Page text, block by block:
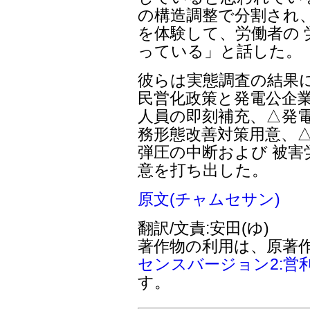
の構造調整で分割され
を体験して、労働者の
っている」と話した。
彼らは実態調査の結果
民営化政策と発電公企
人員の即刻補充、△発
務形態改善対策用意、
弾圧の中断および 被
意を打ち出した。
原文(チャムセサン)
翻訳/文責:安田(ゆ)
著作物の利用は、原著
センスバージョン2:営
す。